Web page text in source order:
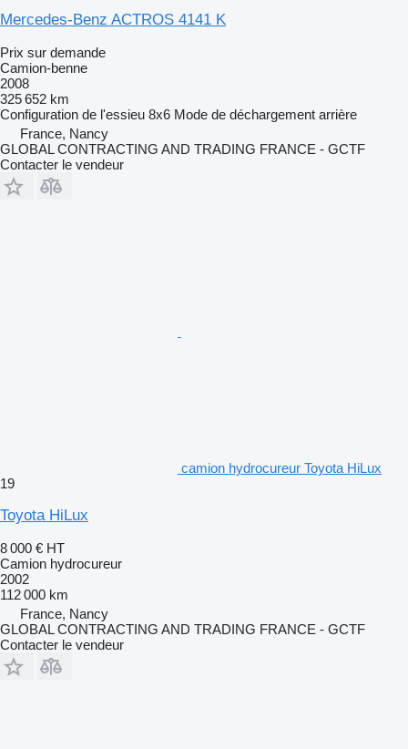
Mercedes-Benz ACTROS 4141 K
Prix sur demande
Camion-benne
2008
325 652 km
Configuration de l'essieu 8x6 Mode de déchargement arrière
France, Nancy
GLOBAL CONTRACTING AND TRADING FRANCE - GCTF
Contacter le vendeur
camion hydrocureur Toyota HiLux
19
Toyota HiLux
8 000 € HT
Camion hydrocureur
2002
112 000 km
France, Nancy
GLOBAL CONTRACTING AND TRADING FRANCE - GCTF
Contacter le vendeur